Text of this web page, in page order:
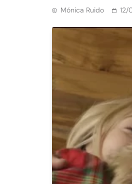
Mónica Ruido 12/